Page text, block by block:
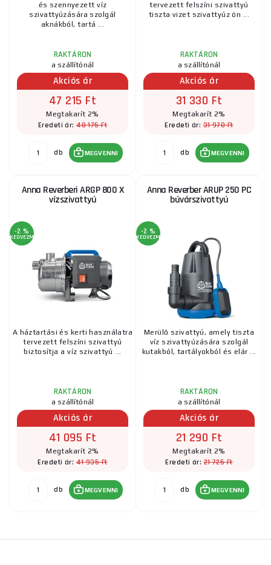
és szennyezett víz
szivattyúzására szolgál
aknákból, tartá ...
RAKTÁRON
a szállítónál
Akciós ár
47 215 Ft
Megtakarít 2%
Eredeti ár:48 175 Ft
db MEGVENNI
tervezett felszíni szivattyú
tiszta vizet szivattyúz ön ...
RAKTÁRON
a szállítónál
Akciós ár
31 330 Ft
Megtakarít 2%
Eredeti ár:31 970 Ft
db MEGVENNI
Anna Reverberi ARGP 800 X
vízszivattyú
-2 %
KEDVEZMÉNY
A háztartási és kerti használatra
tervezett felszíni szivattyú
biztosítja a víz szivattyú ...
RAKTÁRON
a szállítónál
Akciós ár
41 095 Ft
Megtakarít 2%
Eredeti ár:41 935 Ft
db MEGVENNI
Anna Reverber ARUP 250 PC
búvárszivattyú
-2 %
KEDVEZMÉNY
Merülő szivattyú, amely tiszta
víz szivattyúzására szolgál
kutakból, tartályokból és elár ...
RAKTÁRON
a szállítónál
Akciós ár
21 290 Ft
Megtakarít 2%
Eredeti ár:21 725 Ft
db MEGVENNI